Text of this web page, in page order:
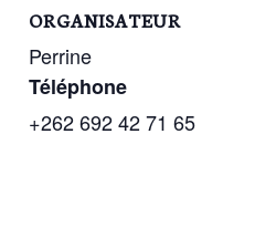
ORGANISATEUR
Perrine
Téléphone
+262 692 42 71 65